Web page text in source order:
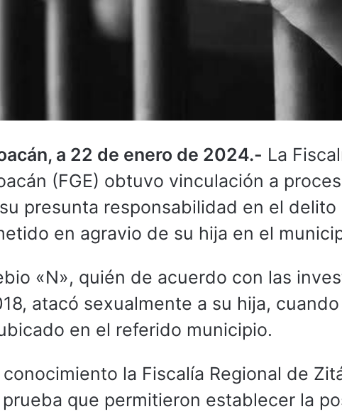
a 22 de enero de 2024.- La
(FGE) obtuvo vinculación a
presunta responsabilidad en el delito
en agravio de su hija en el
«N», quién de acuerdo con las
atacó sexualmente a su hija,
en el referido municipio.
la Fiscalía Regional de
que permitieron establecer la